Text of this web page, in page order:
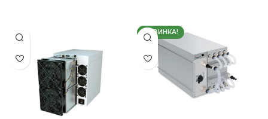
НОВИНКА!